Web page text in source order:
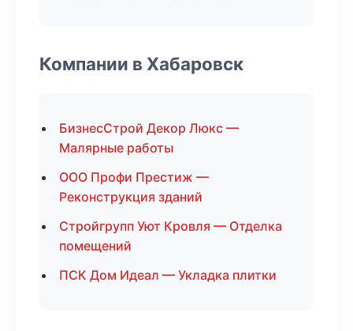
Компании в Хабаровск
БизнесСтрой Декор Люкс —
Малярные работы
ООО Профи Престиж —
Реконструкция зданий
Стройгрупп Уют Кровля — Отделка
помещений
ПСК Дом Идеал — Укладка плитки